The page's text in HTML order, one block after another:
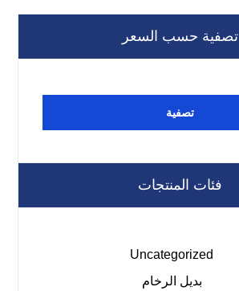
تصفية حسب السعر
تصفية
فئات المنتجات
Uncategorized
بديل الرخام